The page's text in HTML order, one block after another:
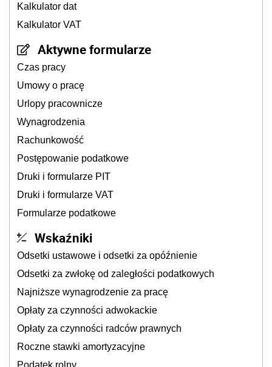
Kalkulator dat
Kalkulator VAT
Aktywne formularze
Czas pracy
Umowy o pracę
Urlopy pracownicze
Wynagrodzenia
Rachunkowość
Postępowanie podatkowe
Druki i formularze PIT
Druki i formularze VAT
Formularze podatkowe
Wskaźniki
Odsetki ustawowe i odsetki za opóźnienie
Odsetki za zwłokę od zaległości podatkowych
Najniższe wynagrodzenie za pracę
Opłaty za czynności adwokackie
Opłaty za czynności radców prawnych
Roczne stawki amortyzacyjne
Podatek rolny